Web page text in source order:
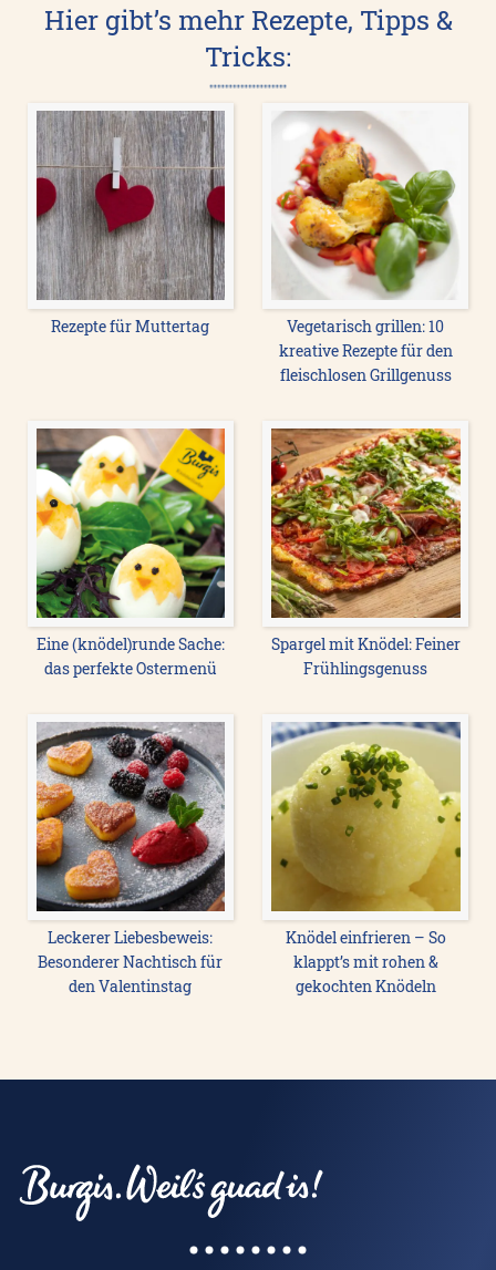
Hier gibt’s mehr Rezepte, Tipps &
Tricks:
Rezepte für Muttertag
Vegetarisch grillen: 10
kreative Rezepte für den
fleischlosen Grillgenuss
Eine (knödel)runde Sache:
das perfekte Ostermenü
Spargel mit Knödel: Feiner
Frühlingsgenuss
Leckerer Liebesbeweis:
Besonderer Nachtisch für
den Valentinstag
Knödel einfrieren – So
klappt’s mit rohen &
gekochten Knödeln